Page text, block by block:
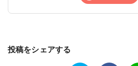
投稿をシェアする